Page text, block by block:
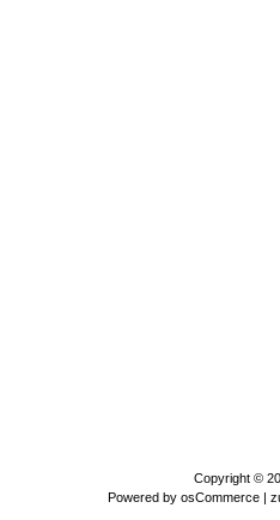
Copyright ©
Powered by osCommerce |